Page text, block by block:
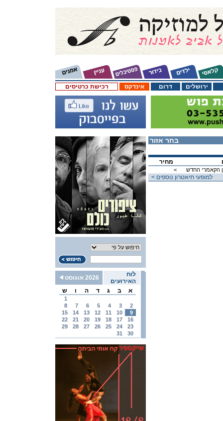
רכישת כרטיסים אינדקס דרום ירושלים
לוח
האירועים
2026 אוגוסט
א
ב ג ד ה ו ש
1
2
3
4
5
6
7
8
9
10
11
12
13
14
15
16
17
18
19
20
21
22
23
24
25
26
27
28
29
30
31
בחר אזור
מחיר
< הקאמרי החדש
< למופעי תיאטרון נוספים